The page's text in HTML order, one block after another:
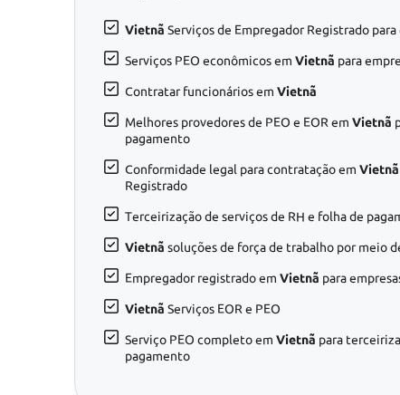
Vietnã Serviços de Empregador Registrado
Serviços PEO econômicos em Vietnã para
Contratar funcionários em Vietnã
Melhores provedores de PEO e EOR em Vietnã
pagamento
Conformidade legal para contratação em Vietnã
Registrado
Terceirização de serviços de RH e folha de
Vietnã soluções de força de trabalho por meio
Empregador registrado em Vietnã para
Vietnã Serviços EOR e PEO
Serviço PEO completo em Vietnã para
pagamento